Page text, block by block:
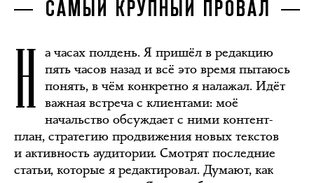
САМЫЙ КРУПНЫЙ ПРОВАЛ
Н а часах полдень. Я пришёл в редакцию
пять часов назад и всё это время пытаюсь
понять, в чём конкретно я налажал. Идёт
важная встреча с клиентами: моё
начальство обсуждает с ними контент-
план, стратегию продвижения новых текстов
и активность аудитории. Смотрят последние
статьи, которые я редактировал. Думают, как